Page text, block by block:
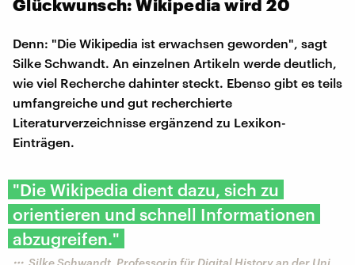
Glückwunsch: Wikipedia wird 20
Denn: "Die Wikipedia ist erwachsen geworden", sagt
Silke Schwandt. An einzelnen Artikeln werde deutlich,
wie viel Recherche dahinter steckt. Ebenso gibt es teils
umfangreiche und gut recherchierte
Literaturverzeichnisse ergänzend zu Lexikon-
Einträgen.
"Die Wikipedia dient dazu, sich zu
orientieren und schnell Informationen
abzugreifen."
Silke Schwandt, Professorin für Digital History an der Uni